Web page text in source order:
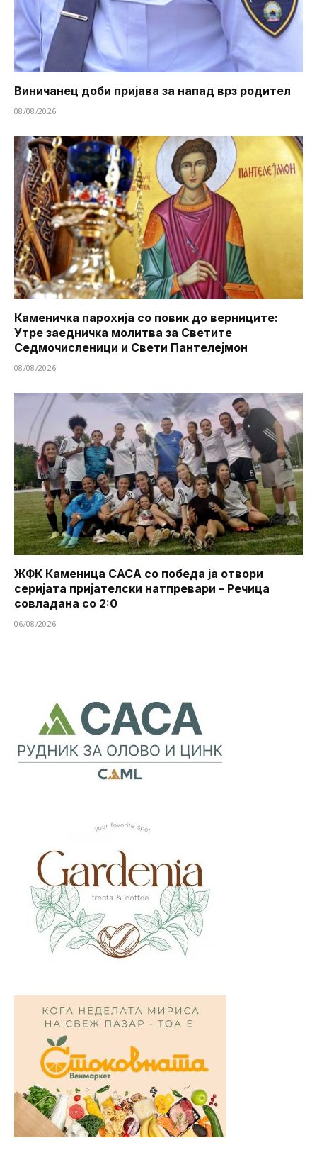
Виничанец доби пријава за напад врз родител
08/08/2026
Каменичка парохија со повик до верниците:
Утре заедничка молитва за Светите
Седмочисленици и Свети Пантелејмон
08/08/2026
ЖФК Каменица САСА со победа ја отвори
серијата пријателски натпревари – Речица
совладана со 2:0
06/08/2026